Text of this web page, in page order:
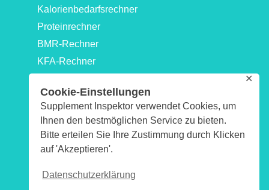
Cookie-Einstellungen
Supplement Inspektor verwendet Cookies, um
Ihnen den bestmöglichen Service zu bieten.
Bitte erteilen Sie Ihre Zustimmung durch Klicken
auf 'Akzeptieren'.
Datenschutzerklärung
✕
Kalorienbedarfsrechner
Proteinrechner
BMR-Rechner
KFA-Rechner
Kraftwerte-Rechner: 1RM & Maximalkraftrechner
Biologisches-Alter-Rechner
Impressum
Datenschutzerklärung